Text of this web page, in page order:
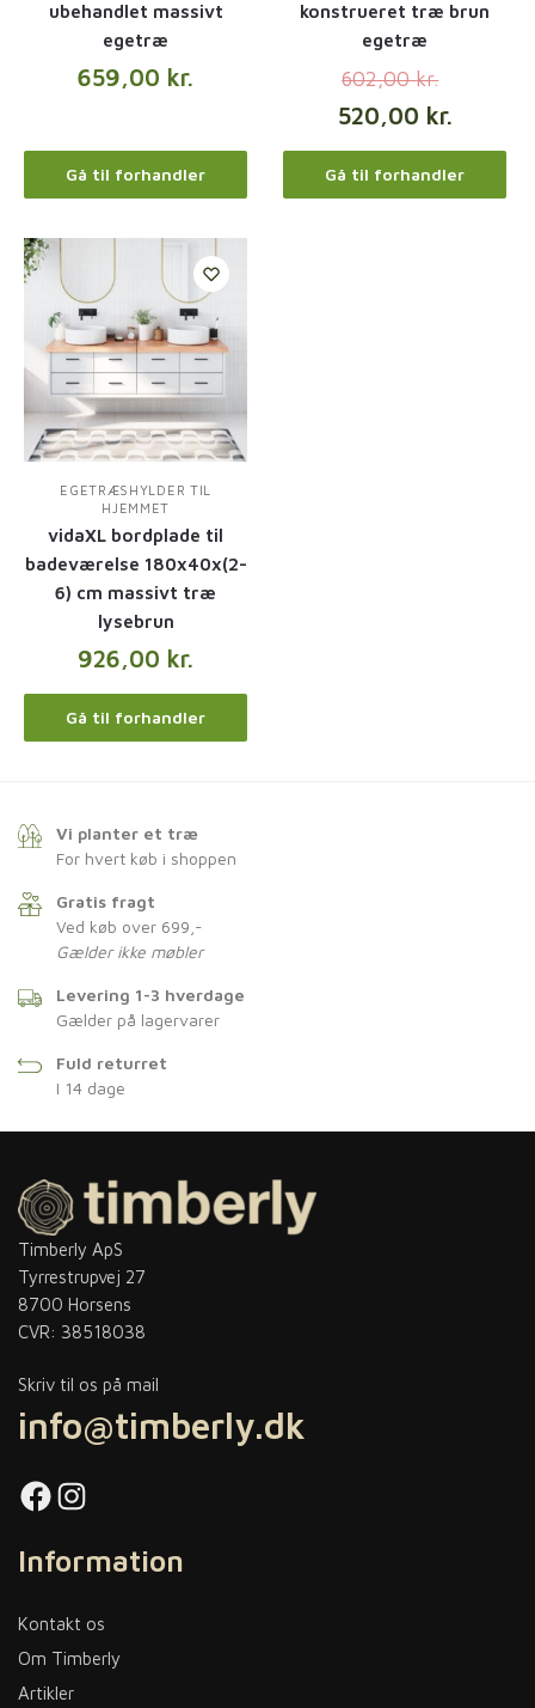
ubehandlet massivt
egetræ
659,00 kr.
Gå til forhandler
konstrueret træ brun
egetræ
602,00kr.
520,00 kr.
Gå til forhandler
EGETRÆSHYLDER TIL
HJEMMET
vidaXL bordplade til
badeværelse 180x40x(2-
6) cm massivt træ
lysebrun
926,00 kr.
Gå til forhandler
Vi planter et træ
For hvert køb i shoppen
Gratis fragt
Ved køb over 699,-
Gælder ikke møbler
Levering 1-3 hverdage
Gælder på lagervarer
Fuld returret
I 14 dage
Timberly ApS
Tyrrestrupvej 27
8700 Horsens
CVR: 38518038
Skriv til os på mail
info@timberly.dk
Facebook Instagram
Information
Kontakt os
Om Timberly
Artikler